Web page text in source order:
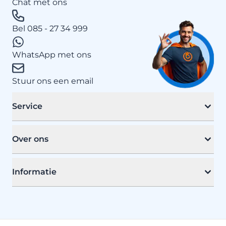
Chat met ons
Bel 085 - 27 34 999
WhatsApp met ons
Stuur ons een email
Service
Over ons
Informatie